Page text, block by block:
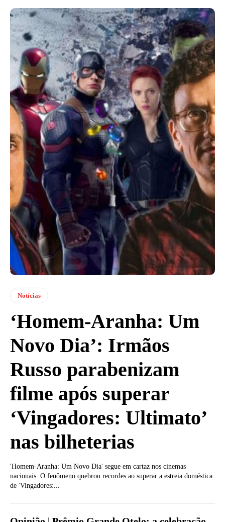
Notícias
‘Homem-Aranha: Um
Novo Dia’: Irmãos
Russo parabenizam
filme após superar
‘Vingadores: Ultimato’
nas bilheterias
'Homem-Aranha: Um Novo Dia' segue em cartaz nos cinemas
nacionais. O fenômeno quebrou recordes ao superar a estreia doméstica
de 'Vingadores:...